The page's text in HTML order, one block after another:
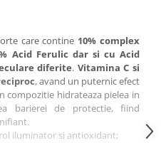
care contine 10% complex
Acid Ferulic dar si cu Acid
diferite. Vitamina C si
, avand un puternic efect
compozitie hidrateaza pielea in
barierei de protectie, fiind
iluminator si antioxidant;